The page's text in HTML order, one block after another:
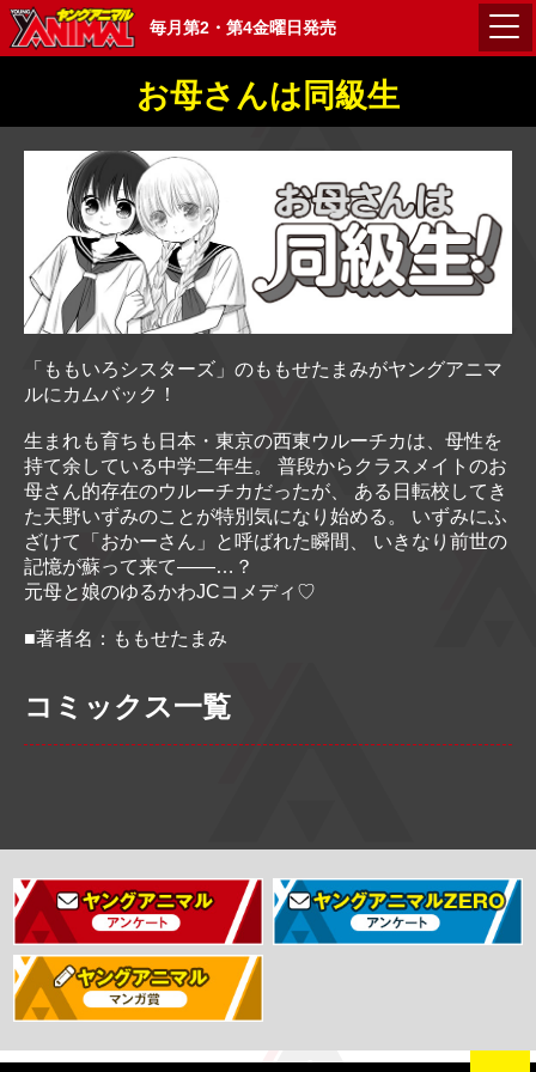
毎月第2・第4金曜日発売
お母さんは同級生
「ももいろシスターズ」のももせたまみがヤングアニマ
ルにカムバック！
生まれも育ちも日本・東京の西東ウルーチカは、母性を
持て余している中学二年生。 普段からクラスメイトのお
母さん的存在のウルーチカだったが、 ある日転校してき
た天野いずみのことが特別気になり始める。 いずみにふ
ざけて「おかーさん」と呼ばれた瞬間、 いきなり前世の
記憶が蘇って来て――…？
元母と娘のゆるかわJCコメディ♡
■著者名：ももせたまみ
コミックス一覧